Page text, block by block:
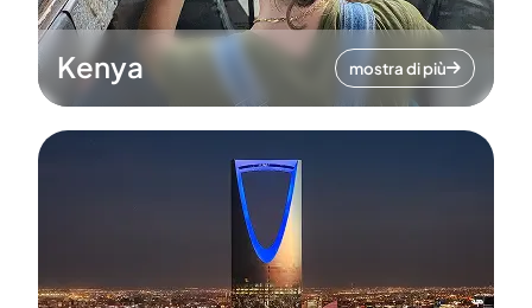
Kenya mostra di più